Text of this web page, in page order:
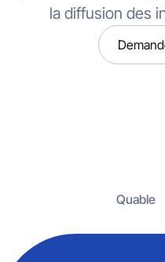
la diffusion des
Quable